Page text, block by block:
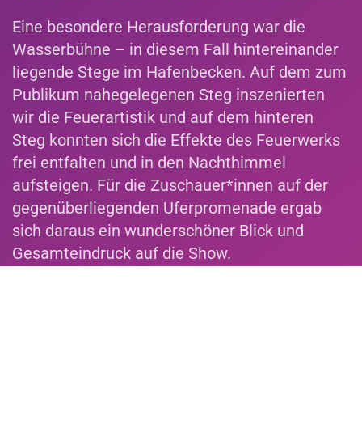
Eine besondere Herausforderung war die
Wasserbühne – in diesem Fall hintereinander
liegende Stege im Hafenbecken. Auf dem zum
Publikum nahegelegenen Steg inszenierten
wir die Feuerartistik und auf dem hinteren
Steg konnten sich die Effekte des Feuerwerks
frei entfalten und in den Nachthimmel
aufsteigen. Für die Zuschauer*innen auf der
gegenüberliegenden Uferpromenade ergab
sich daraus ein wunderschöner Blick und
Gesamteindruck auf die Show.